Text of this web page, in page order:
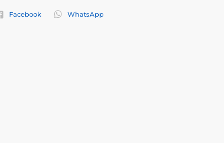
Facebook WhatsApp